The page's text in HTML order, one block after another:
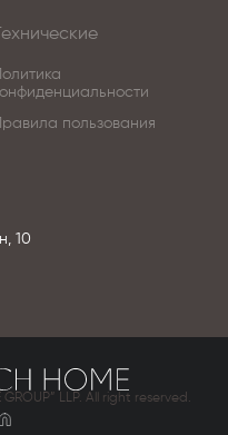
Технические
Политика
Правила пользования
10
LLP. All right reserved.